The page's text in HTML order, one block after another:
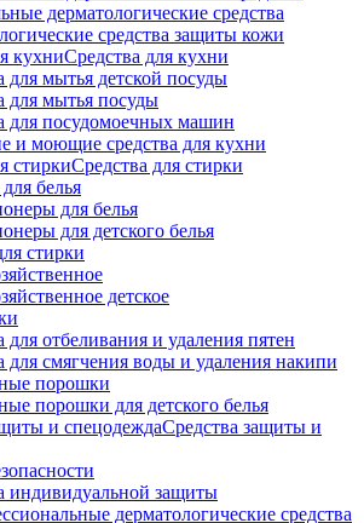
дерматологические средства
средства защиты кожи
Средства для кухни
для мытья детской посуды
для мытья посуды
для посудомоечных машин
и моющие средства для кухни
Средства для стирки
белья
для белья
для детского белья
стирки
детское
для отбеливания и удаления пятен
для смягчения воды и удаления накипи
порошки
порошки для детского белья
Средства защиты и
индивидуальной защиты